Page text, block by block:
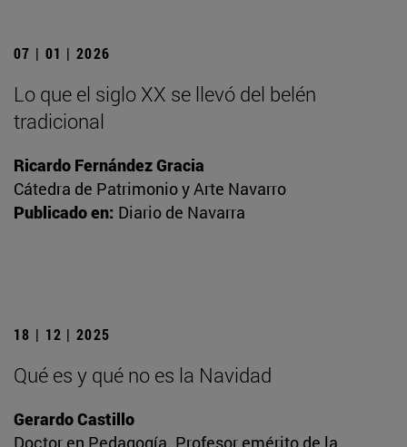
07 | 01 | 2026
Lo que el siglo XX se llevó del belén
tradicional
Ricardo Fernández Gracia
Cátedra de Patrimonio y Arte Navarro
Publicado en: Diario de Navarra
18 | 12 | 2025
Qué es y qué no es la Navidad
Gerardo Castillo
Doctor en Pedagogía. Profesor emérito de la